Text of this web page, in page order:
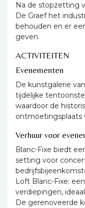
Na de stopzetting
De Graef het
behouden en er
geven.
ACTIVITEITEN
Evenementen
De kunstgalerie
tijdelijke
waardoor de
ontmoetingsplaats
Verhuur voor
Blanc-Fixe biedt
setting voor
Loft Blanc-Fixe:
verdiepingen,
De gerenoveerde